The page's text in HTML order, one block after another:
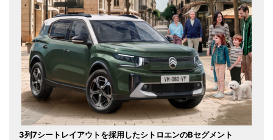
3列7シートレイアウトを採用したシトロエンのBセグメント